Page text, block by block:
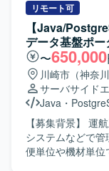
いただきます。
レビューやソー
ます。 Dockerを
コンテナ環境構築
【求める人物像】
方を求めておりま
ンを取りながら開
存コードの改善や
方ですと望ましいです。 【ポジションの
イド開発の上流
設計力・実装力
リモート可
【Java/
データ基盤ポ
〜650,000
川崎市（神奈川
サーバサイド
Java ・
【募集背景】 運
システムなどで
便単位や機材単